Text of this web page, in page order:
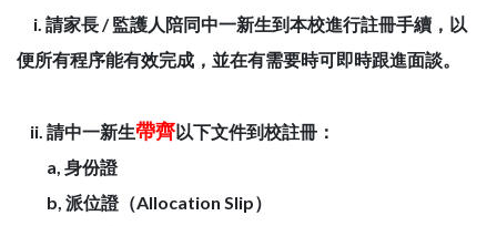
i. 請家長 / 監護人陪同中一新生到本校進行註冊手續，以
便所有程序能有效完成，並在有需要時可即時跟進面談。
ii. 請中一新生帶齊以下文件到校註冊：
a, 身份證
b, 派位證（Allocation Slip）